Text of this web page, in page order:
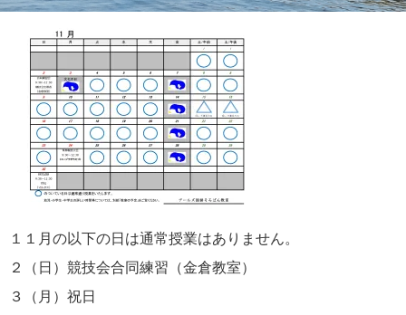
１１月の以下の日は通常授業はありません。
２（日）競技会合同練習（金倉教室）
３（月）祝日